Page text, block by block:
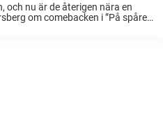
och nu är de återigen nära en
om comebacken i ”På spåret”